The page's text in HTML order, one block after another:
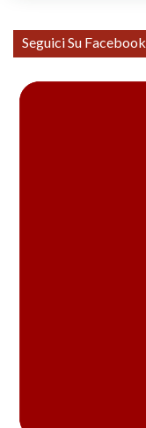
Seguici Su Facebook